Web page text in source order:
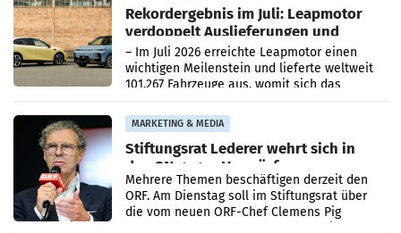
Rekordergebnis im Juli: Leapmotor
verdoppelt Auslieferungen und
überschreitet die 100.000er-Marke
– Im Juli 2026 erreichte Leapmotor einen
wichtigen Meilenstein und lieferte weltweit
101.267 Fahrzeuge aus, womit sich das
Ergebnis gegenüber Juli 2025 mehr als
verdoppelte (+102
MARKETING & MEDIA
Stiftungsrat Lederer wehrt sich in
den SN gegen Vorwürfe
Mehrere Themen beschäftigen derzeit den
ORF. Am Dienstag soll im Stiftungsrat über
die vom neuen ORF-Chef Clemens Pig